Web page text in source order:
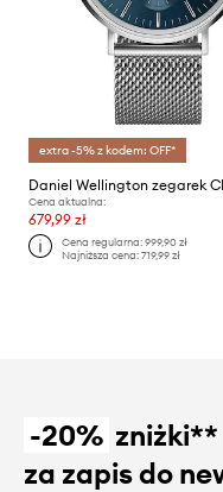
extra -5% z kodem: OFF*
Cena aktualna:
679,99 zł
Cena regularna:999,90 zł
Najniższa cena:719,99 zł
-20%
za zapis do